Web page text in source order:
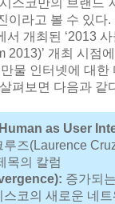
이라고 볼 수 있다.
개최된 ‘2013
2013)’ 개최 시점
물 인터넷에 대한
펴보면 다음과 같
as User
즈(Laurence
목의 칼럼
증가되
코의 새로운 네